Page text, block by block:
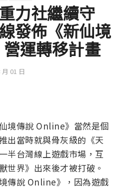
力社繼續守
發佈《新仙境
運轉移計畫
01 日
境傳說 Online》當然是個
出當時就與骨灰級的《天
半台灣線上遊戲市場，互
世界》出來後才被打破。
傳說 Online》，因為遊戲